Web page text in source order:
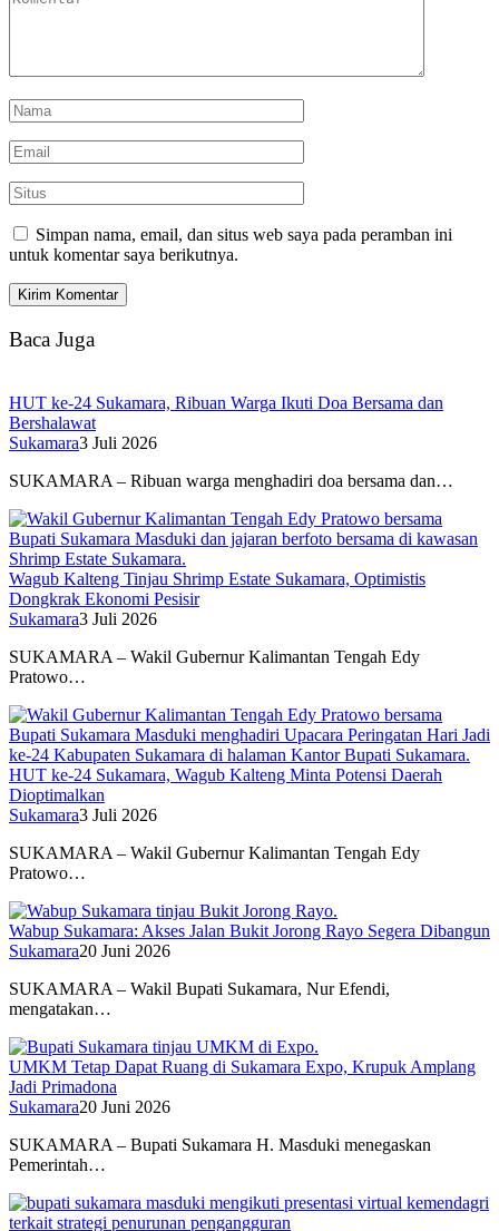
Simpan nama, email, dan situs web saya pada peramban ini
untuk komentar saya berikutnya.
Baca Juga
HUT ke-24 Sukamara, Ribuan Warga Ikuti Doa Bersama dan
Bershalawat
Sukamara3 Juli 2026
SUKAMARA – Ribuan warga menghadiri doa bersama dan…
Wagub Kalteng Tinjau Shrimp Estate Sukamara, Optimistis
Dongkrak Ekonomi Pesisir
Sukamara3 Juli 2026
SUKAMARA – Wakil Gubernur Kalimantan Tengah Edy
Pratowo…
HUT ke-24 Sukamara, Wagub Kalteng Minta Potensi Daerah
Dioptimalkan
Sukamara3 Juli 2026
SUKAMARA – Wakil Gubernur Kalimantan Tengah Edy
Pratowo…
Wabup Sukamara: Akses Jalan Bukit Jorong Rayo Segera Dibangun
Sukamara20 Juni 2026
SUKAMARA – Wakil Bupati Sukamara, Nur Efendi,
mengatakan…
UMKM Tetap Dapat Ruang di Sukamara Expo, Krupuk Amplang
Jadi Primadona
Sukamara20 Juni 2026
SUKAMARA – Bupati Sukamara H. Masduki menegaskan
Pemerintah…